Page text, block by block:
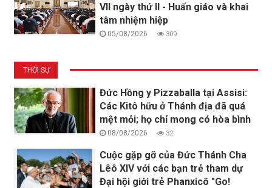
VII ngày thứ II - Huấn giáo và khai
tâm nhiệm hiệp
05/08/2026 309
THỜI SỰ
Đức Hồng y Pizzaballa tại Assisi:
Các Kitô hữu ở Thánh địa đã quá
mệt mỏi; họ chỉ mong có hòa bình
08/08/2026 32
Cuộc gặp gỡ của Đức Thánh Cha
Lêô XIV với các bạn trẻ tham dự
Đại hội giới trẻ Phanxicô "Go!